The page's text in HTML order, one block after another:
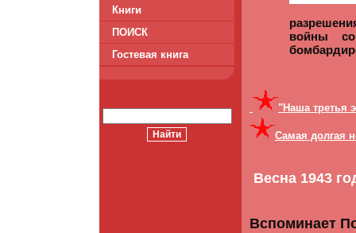
Книги
ПОИСК
Гостевая книга
войны
"Наша третья
Самая долгая
Весна 1943
Вспоминает